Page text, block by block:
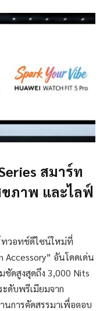
สมาร์ท
ภาพ และไลฟ์
ทวอทช์ดีไซน์ใหม่ที่
Accessory” อันโดดเด่น
ดสูงสุดถึง 3,000 Nits
ดับพรีเมียมจาก
นการคัดสรรมาเพื่อตอบ